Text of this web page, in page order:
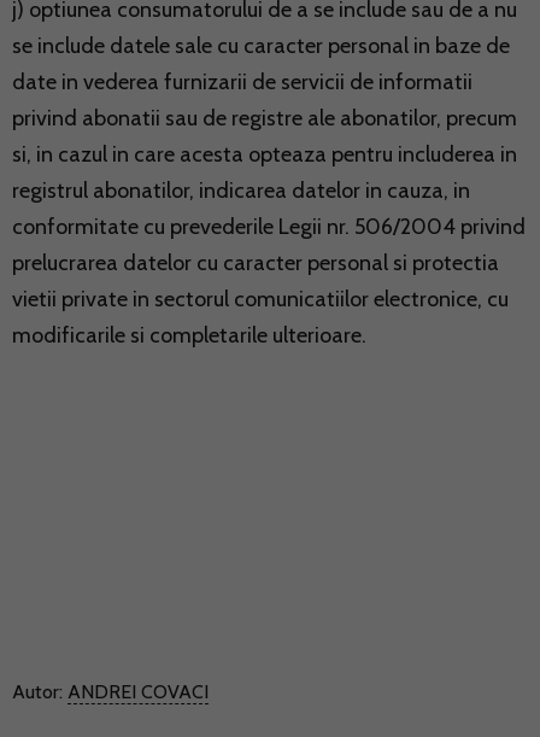
j) optiunea consumatorului de a se include sau de a nu
se include datele sale cu caracter personal in baze de
date in vederea furnizarii de servicii de informatii
privind abonatii sau de registre ale abonatilor, precum
si, in cazul in care acesta opteaza pentru includerea in
registrul abonatilor, indicarea datelor in cauza, in
conformitate cu prevederile Legii nr. 506/2004 privind
prelucrarea datelor cu caracter personal si protectia
vietii private in sectorul comunicatiilor electronice, cu
modificarile si completarile ulterioare.
Autor: ANDREI COVACI